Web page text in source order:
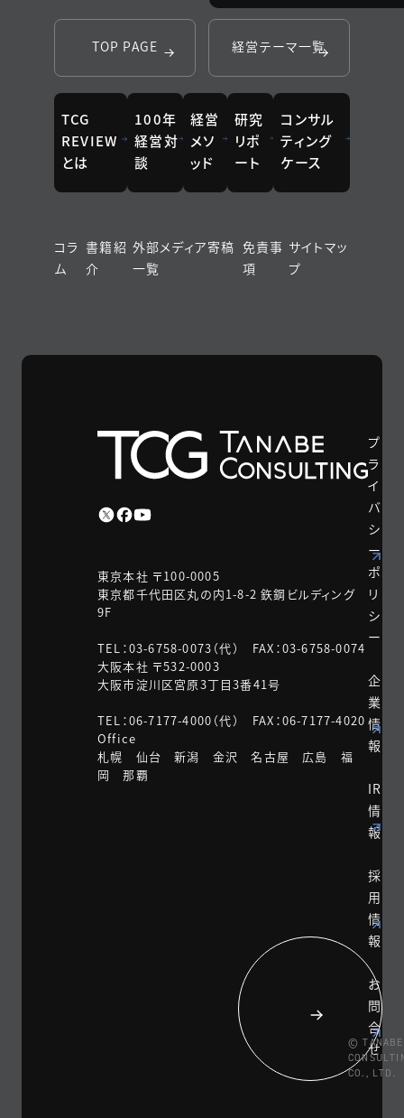
TOP PAGE 経営テーマ一覧
TCG
REVIEW
とは
100年
経営対
談
経営
メソ
ッド
研究
リポ
ート
コンサル
ティング
ケース
コラ
ム
書籍紹
介
外部メディア寄稿
一覧
免責事
項
サイトマッ
プ
東京本社 〒100-0005
東京都千代田区丸の内1-8-2 鉃鋼ビルディング
9F
TEL：03-6758-0073（代） FAX：03-6758-0074
大阪本社 〒532-0003
大阪市淀川区宮原3丁目3番41号
TEL：06-7177-4000（代） FAX：06-7177-4020
Office
札幌 仙台 新潟 金沢 名古屋 広島 福
岡 那覇
プ
ラ
イ
バ
シ
ー
ポ
リ
シ
ー
企
業
情
報
IR
情
報
採
用
情
報
お
問
合
せ
© TANABE
CO., LTD.